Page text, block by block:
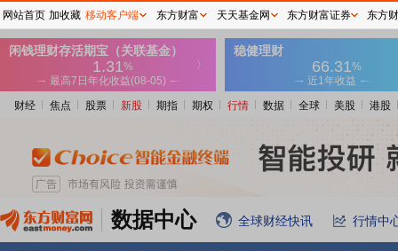
财经 焦点 股票 新股 期指 期权 行情 数据 全球 美股 港股
数据中心 全球财经快讯 行情中
网站首页 加收藏 移动客户端 东方财富 天天基金网 东方财富证券 东方